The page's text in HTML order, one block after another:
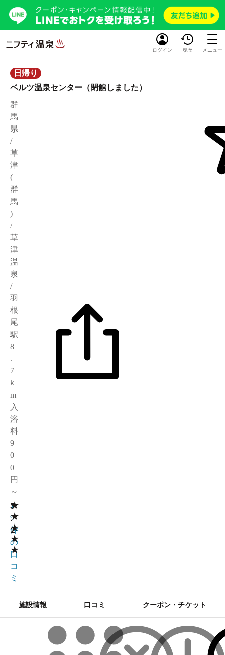
ログイン 履歴 メニュー
日帰り
ベルツ温泉センター（閉館しました）
群
馬
県
/
草
津
(
群
馬
)
/
草
津
温
泉
/
羽
根
尾
駅
8
.
7
k
m
入
浴
料
9
0
0
円
～
★
★
★
★
★
3
.
2
1
9
件
の
口
コ
ミ
施設情報 口コミ クーポン・チケット